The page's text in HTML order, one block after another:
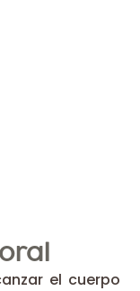
el cuerpo